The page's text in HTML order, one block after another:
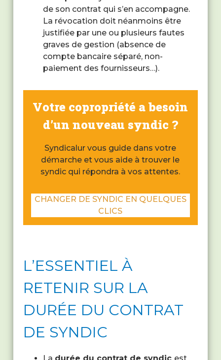
de son contrat qui s’en accompagne.
La révocation doit néanmoins être
justifiée par une ou plusieurs fautes
graves de gestion (absence de
compte bancaire séparé, non-
paiement des fournisseurs…).
Votre copropriété a besoin
d’un nouveau syndic ?
Syndicalur vous guide dans votre
démarche et vous aide à trouver le
syndic qui répondra à vos attentes.
CHANGER DE SYNDIC EN QUELQUES
CLICS
L’ESSENTIEL À
RETENIR SUR LA
DURÉE DU CONTRAT
DE SYNDIC
La durée du contrat de syndic est